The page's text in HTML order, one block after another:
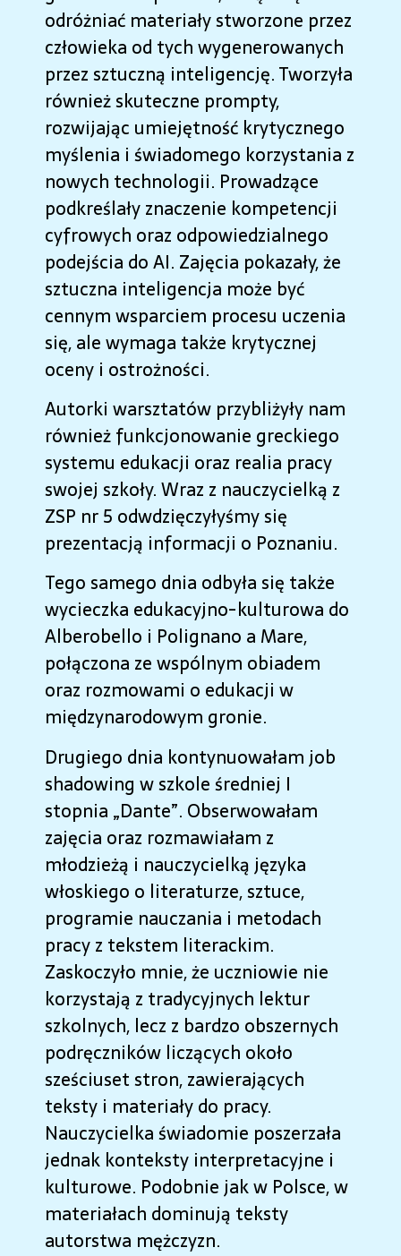
odróżniać materiały stworzone przez
człowieka od tych wygenerowanych
przez sztuczną inteligencję. Tworzyła
również skuteczne prompty,
rozwijając umiejętność krytycznego
myślenia i świadomego korzystania z
nowych technologii. Prowadzące
podkreślały znaczenie kompetencji
cyfrowych oraz odpowiedzialnego
podejścia do AI. Zajęcia pokazały, że
sztuczna inteligencja może być
cennym wsparciem procesu uczenia
się, ale wymaga także krytycznej
oceny i ostrożności.
Autorki warsztatów przybliżyły nam
również funkcjonowanie greckiego
systemu edukacji oraz realia pracy
swojej szkoły. Wraz z nauczycielką z
ZSP nr 5 odwdzięczyłyśmy się
prezentacją informacji o Poznaniu.
Tego samego dnia odbyła się także
wycieczka edukacyjno-kulturowa do
Alberobello i Polignano a Mare,
połączona ze wspólnym obiadem
oraz rozmowami o edukacji w
międzynarodowym gronie.
Drugiego dnia kontynuowałam job
shadowing w szkole średniej I
stopnia „Dante”. Obserwowałam
zajęcia oraz rozmawiałam z
młodzieżą i nauczycielką języka
włoskiego o literaturze, sztuce,
programie nauczania i metodach
pracy z tekstem literackim.
Zaskoczyło mnie, że uczniowie nie
korzystają z tradycyjnych lektur
szkolnych, lecz z bardzo obszernych
podręczników liczących około
sześciuset stron, zawierających
teksty i materiały do pracy.
Nauczycielka świadomie poszerzała
jednak konteksty interpretacyjne i
kulturowe. Podobnie jak w Polsce, w
materiałach dominują teksty
autorstwa mężczyzn.